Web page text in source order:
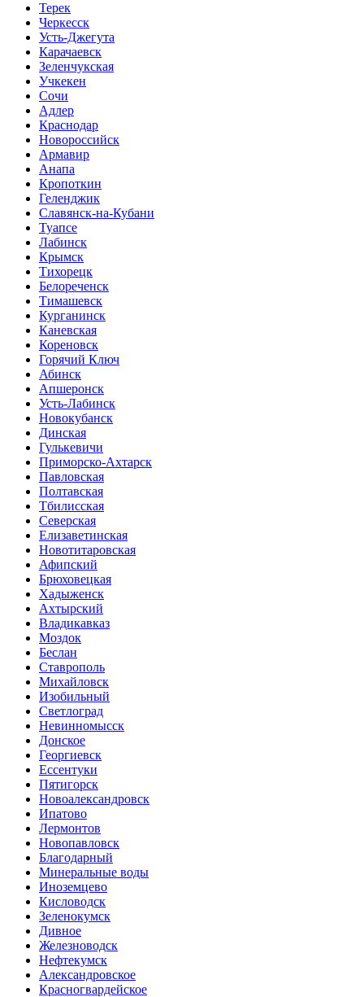
Терек
Черкесск
Усть-Джегута
Карачаевск
Зеленчукская
Учкекен
Сочи
Адлер
Краснодар
Новороссийск
Армавир
Анапа
Кропоткин
Геленджик
Славянск-на-Кубани
Туапсе
Лабинск
Крымск
Тихорецк
Белореченск
Тимашевск
Курганинск
Каневская
Кореновск
Горячий Ключ
Абинск
Апшеронск
Усть-Лабинск
Новокубанск
Динская
Гулькевичи
Приморско-Ахтарск
Павловская
Полтавская
Тбилисская
Северская
Елизаветинская
Новотитаровская
Афипский
Брюховецкая
Хадыженск
Ахтырский
Владикавказ
Моздок
Беслан
Ставрополь
Михайловск
Изобильный
Светлоград
Невинномысск
Донское
Георгиевск
Ессентуки
Пятигорск
Новоалександровск
Ипатово
Лермонтов
Новопавловск
Благодарный
Минеральные воды
Иноземцево
Кисловодск
Зеленокумск
Дивное
Железноводск
Нефтекумск
Александровское
Красногвардейское